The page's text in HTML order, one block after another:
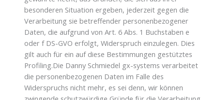
besonderen Situation ergeben, jederzeit gegen die
Verarbeitung sie betreffender personenbezogener
Daten, die aufgrund von Art. 6 Abs. 1 Buchstaben e
oder f DS-GVO erfolgt, Widerspruch einzulegen. Dies
gilt auch für ein auf diese Bestimmungen gestütztes
Profiling.Die Danny Schmiedel gx-systems verarbeitet
die personenbezogenen Daten im Falle des
Widerspruchs nicht mehr, es sei denn, wir können